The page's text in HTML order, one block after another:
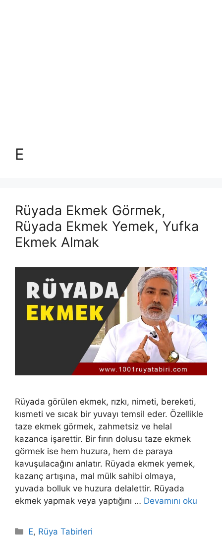
E
Rüyada Ekmek Görmek,
Rüyada Ekmek Yemek, Yufka
Ekmek Almak
Rüyada görülen ekmek, rızkı, nimeti, bereketi,
kısmeti ve sıcak bir yuvayı tem­sil eder. Özellikle
taze ekmek görmek, zahmetsiz ve helal
kazanca işa­rettir. Bir fırın dolusu taze ekmek
görmek ise hem huzura, hem de paraya
kavuşulacağını anlatır. Rüyada ekmek yemek,
ka­zanç artışına, mal mülk sahibi olmaya,
yuvada bolluk ve huzu­ra delalettir. Rüyada
ekmek yapmak veya yaptığını … Devamını oku
Kategoriler
E, Rüya Tabirleri